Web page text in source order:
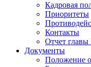
Кадровая
Приоритеты
Контакты
Отчет
Документы
Положение